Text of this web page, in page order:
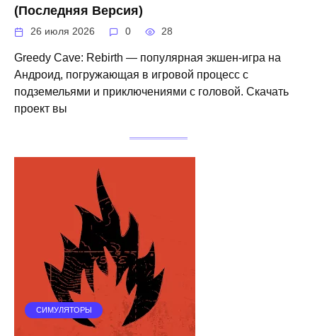
(Последняя Версия)
26 июля 2026 0 28
Greedy Cave: Rebirth — популярная экшен-игра на
Андроид, погружающая в игровой процесс с
подземельями и приключениями с головой. Скачать
проект вы
СИМУЛЯТОРЫ